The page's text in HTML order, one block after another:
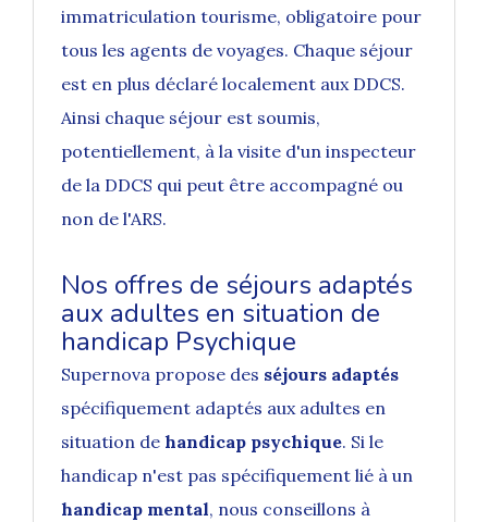
immatriculation tourisme, obligatoire pour
tous les agents de voyages. Chaque séjour
est en plus déclaré localement aux DDCS.
Ainsi chaque séjour est soumis,
potentiellement, à la visite d'un inspecteur
de la DDCS qui peut être accompagné ou
non de l'ARS.
Nos offres de séjours adaptés
aux adultes en situation de
handicap Psychique
Supernova propose des séjours adaptés
spécifiquement adaptés aux adultes en
situation de handicap psychique. Si le
handicap n'est pas spécifiquement lié à un
handicap mental, nous conseillons à